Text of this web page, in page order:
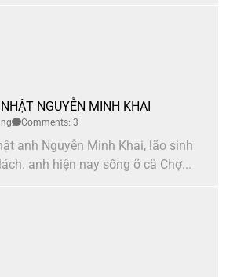
NGUYỄN MINH KHAI
Comments: 3
anh Nguyễn Minh Khai, lão sinh
anh hiện nay sống ỡ cã Chợ...